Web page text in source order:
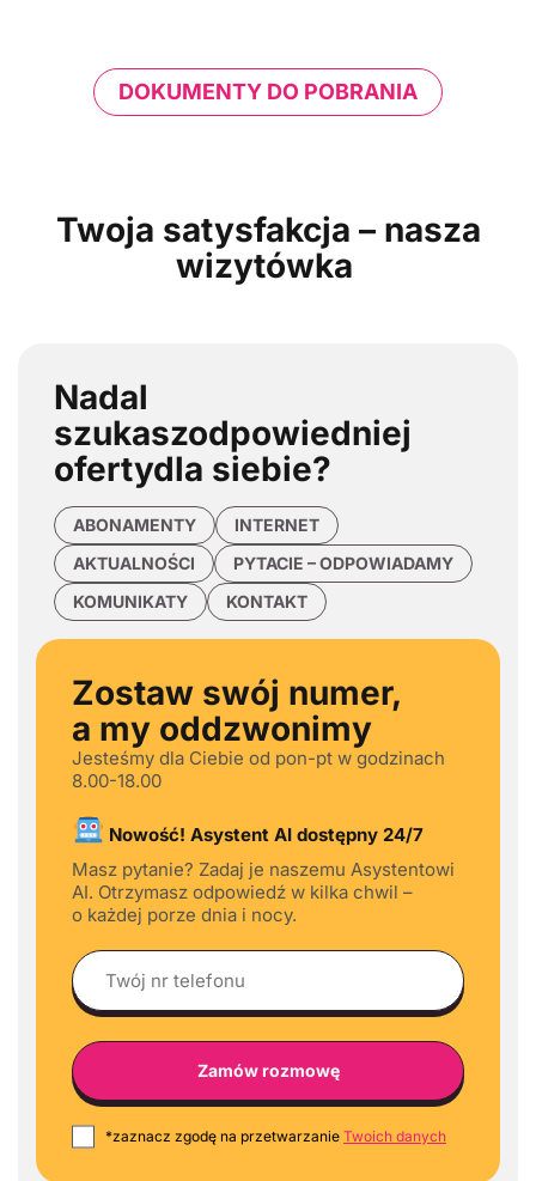
DOKUMENTY DO POBRANIA
Twoja satysfakcja – nasza
wizytówka
Nadal
szukaszodpowiedniej
ofertydla siebie?
ABONAMENTY
INTERNET
AKTUALNOŚCI
PYTACIE – ODPOWIADAMY
KOMUNIKATY
KONTAKT
Zostaw swój numer,
a my oddzwonimy
Jesteśmy dla Ciebie od pon-pt w godzinach
8.00-18.00
Nowość! Asystent AI dostępny 24/7
Masz pytanie? Zadaj je naszemu Asystentowi
AI. Otrzymasz odpowiedź w kilka chwil –
o każdej porze dnia i nocy.
*zaznacz zgodę na przetwarzanie Twoich danych